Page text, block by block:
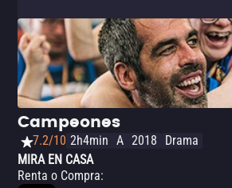
Campeones
7.2/10 2h4min A 2018
Drama
MIRA EN CASA
Renta o Compra: